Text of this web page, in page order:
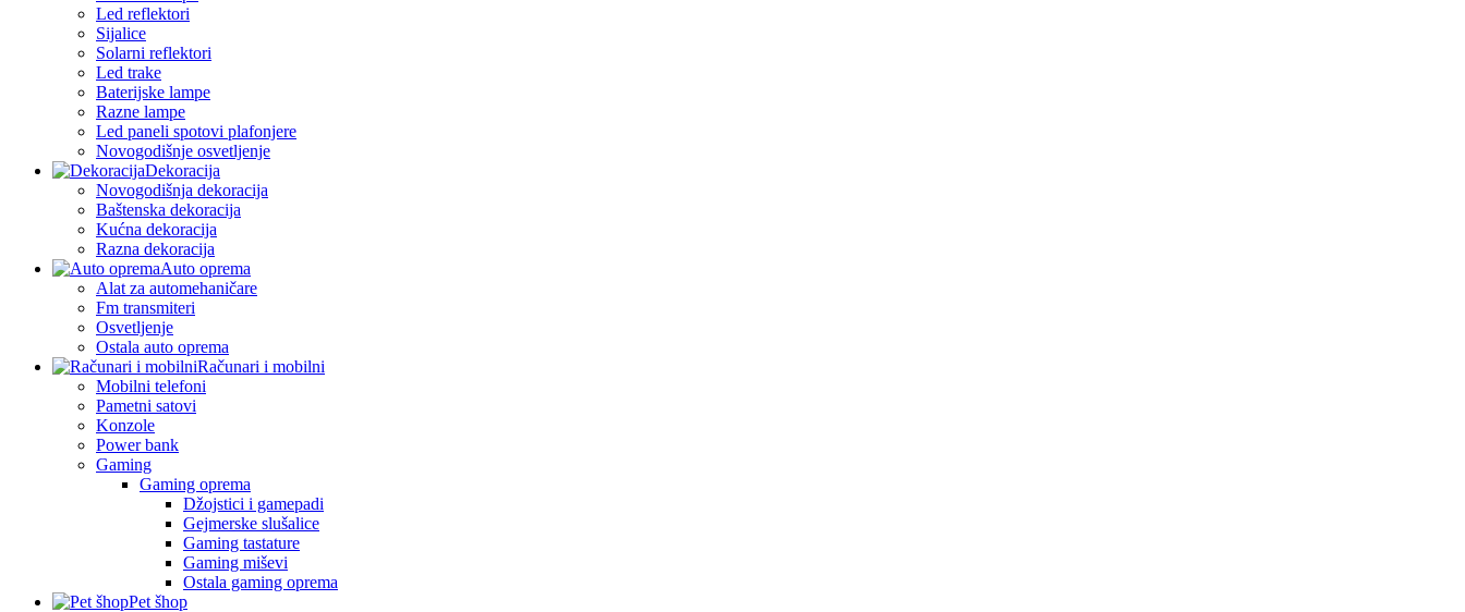
Led reflektori
Sijalice
Solarni reflektori
Led trake
Baterijske lampe
Razne lampe
Led paneli spotovi plafonjere
Novogodišnje osvetljenje
Dekoracija
Novogodišnja dekoracija
Baštenska dekoracija
Kućna dekoracija
Razna dekoracija
Auto oprema
Alat za automehaničare
Fm transmiteri
Osvetljenje
Ostala auto oprema
Računari i mobilni
Mobilni telefoni
Pametni satovi
Konzole
Power bank
Gaming
Gaming oprema
Džojstici i gamepadi
Gejmerske slušalice
Gaming tastature
Gaming miševi
Ostala gaming oprema
Pet šhop